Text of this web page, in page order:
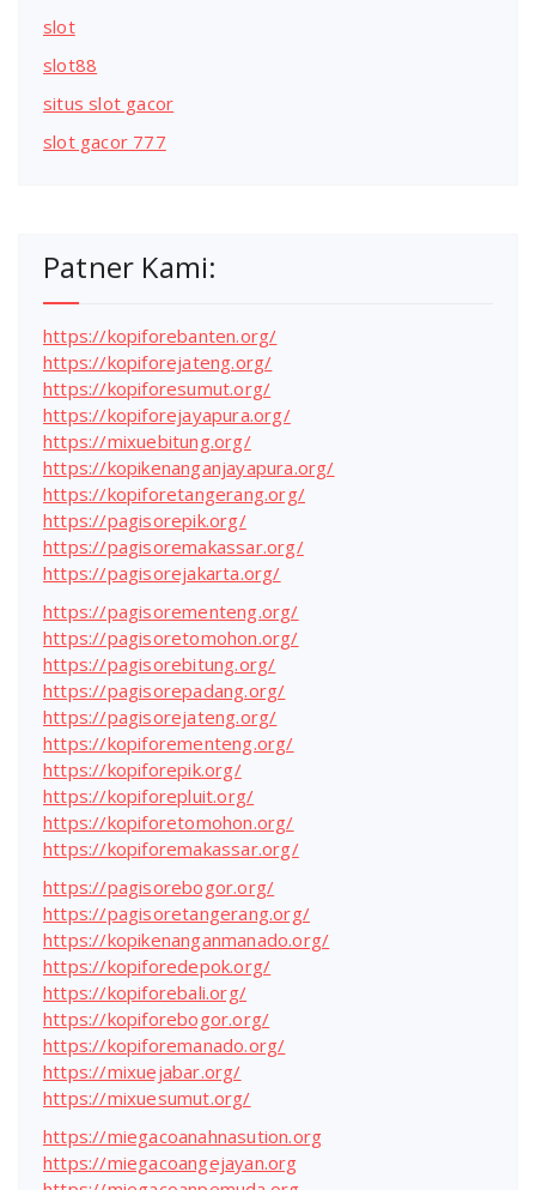
slot
slot88
situs slot gacor
slot gacor 777
Patner Kami:
https://kopiforebanten.org/
https://kopiforejateng.org/
https://kopiforesumut.org/
https://kopiforejayapura.org/
https://mixuebitung.org/
https://kopikenanganjayapura.org/
https://kopiforetangerang.org/
https://pagisorepik.org/
https://pagisoremakassar.org/
https://pagisorejakarta.org/
https://pagisorementeng.org/
https://pagisoretomohon.org/
https://pagisorebitung.org/
https://pagisorepadang.org/
https://pagisorejateng.org/
https://kopiforementeng.org/
https://kopiforepik.org/
https://kopiforepluit.org/
https://kopiforetomohon.org/
https://kopiforemakassar.org/
https://pagisorebogor.org/
https://pagisoretangerang.org/
https://kopikenanganmanado.org/
https://kopiforedepok.org/
https://kopiforebali.org/
https://kopiforebogor.org/
https://kopiforemanado.org/
https://mixuejabar.org/
https://mixuesumut.org/
https://miegacoanahnasution.org
https://miegacoangejayan.org